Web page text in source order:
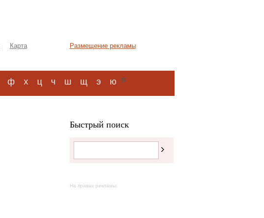
Карта
Размещение рекламы
ф х ц ч ш щ э ю я
Быстрый поиск
На правах рекламы: